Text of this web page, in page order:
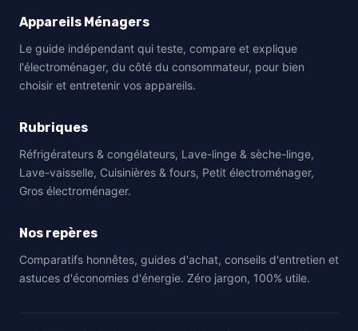
Appareils Ménagers
Le guide indépendant qui teste, compare et explique
l'électroménager, du côté du consommateur, pour bien
choisir et entretenir vos appareils.
Rubriques
Réfrigérateurs & congélateurs, Lave-linge & sèche-linge,
Lave-vaisselle, Cuisinières & fours, Petit électroménager,
Gros électroménager.
Nos repères
Comparatifs honnêtes, guides d'achat, conseils d'entretien et
astuces d'économies d'énergie. Zéro jargon, 100% utile.